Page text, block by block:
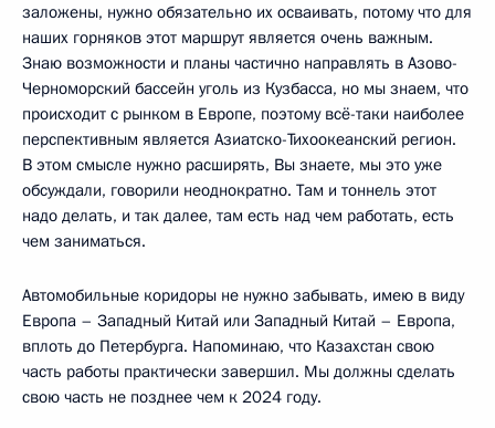
заложены, нужно обязательно их осваивать, потому что для
наших горняков этот маршрут является очень важным.
Знаю возможности и планы частично направлять в Азово-
Черноморский бассейн уголь из Кузбасса, но мы знаем, что
происходит с рынком в Европе, поэтому всё-таки наиболее
перспективным является Азиатско-Тихоокеанский регион.
В этом смысле нужно расширять, Вы знаете, мы это уже
обсуждали, говорили неоднократно. Там и тоннель этот
надо делать, и так далее, там есть над чем работать, есть
чем заниматься.
Автомобильные коридоры не нужно забывать, имею в виду
Европа – Западный Китай или Западный Китай – Европа,
вплоть до Петербурга. Напоминаю, что Казахстан свою
часть работы практически завершил. Мы должны сделать
свою часть не позднее чем к 2024 году.